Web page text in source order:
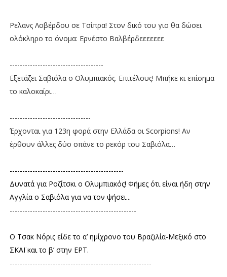
Ρελανς Λοβέρδου σε Τσίπρα! Στον δικό του γιο θα δώσει
ολόκληρο το όνομα: Ερνέστο Βαλβέρδεεεεεεε
-------------------------------------
Εξετάζει Σαβιόλα ο Ολυμπιακός. Επιτέλους! Μπήκε κι επίσημα
το καλοκαίρι…
--------------------------------
Έρχονται για 123η φορά στην Ελλάδα οι Scorpions! Αν
έρθουν άλλες δύο σπάνε το ρεκόρ του Σαβιόλα…
---------------------------------------------
Δυνατά για Ροζίτσκι ο Ολυμπιακός! Φήμες ότι είναι ήδη στην
Αγγλία ο Σαβιόλα για να τον ψήσει...
--------------------------------------------------
Ο Τσακ Νόρις είδε το α’ ημίχρονο του Βραζιλία-Μεξικό στο
ΣΚΑΪ και το β’ στην ΕΡΤ.
--------------------------------------------------------